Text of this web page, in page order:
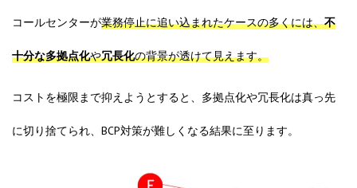
コールセンターが業務停止に追い込まれたケースの多くには、不
十分な多拠点化や冗長化の背景が透けて見えます。
コストを極限まで抑えようとすると、多拠点化や冗長化は真っ先
に切り捨てられ、BCP対策が難しくなる結果に至ります。